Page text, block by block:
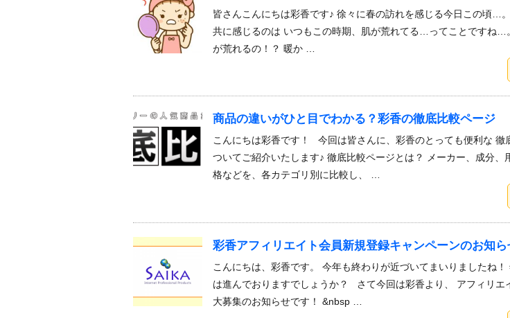
皆さんこんにちは彩香です♪ 徐々に春の訪れを感じる今日この頃…
共に感じるのは いつもこの時期、肌が荒れてる…ってことです
が荒れるの！？ 暖か …
商品の違いがひと目でわかる？彩香の徹底比較ページ
こんにちは彩香です！ 今回は皆さんに、彩香のとっても便利な 徹
ついてご紹介いたします♪ 徹底比較ページとは？ メーカー、成分、
格などを、各カテゴリ別に比較し、 …
彩香アフィリエイト会員新規登録キャンペーンのお知ら
こんにちは、彩香です。 今年も終わりが近づいてまいりましたね！
は進んでおりますでしょうか？ さて今回は彩香より、 アフィリエ
大募集のお知らせです！ &nbsp …